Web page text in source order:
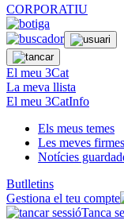
CORPORATIU
El meu 3Cat
La meva llista
El meu 3CatInfo
Els meus temes
Les meves firmes
Notícies
Butlletins
Gestiona el teu compte
Tanca